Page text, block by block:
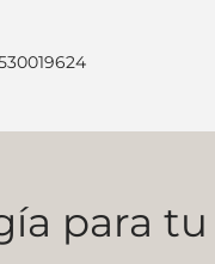
para